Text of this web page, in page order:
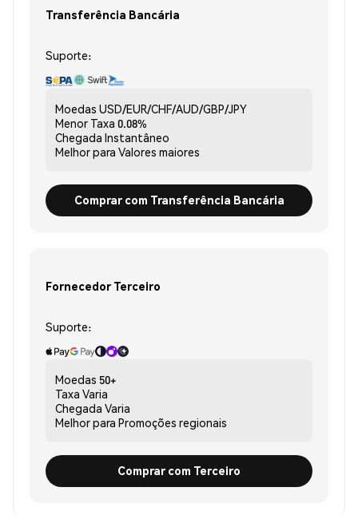
Transferência Bancária
Suporte:
Moedas USD/EUR/CHF/AUD/GBP/JPY
Menor Taxa 0.08%
Chegada Instantâneo
Melhor para Valores maiores
Comprar com Transferência Bancária
Fornecedor Terceiro
Suporte:
Moedas 50+
Taxa Varia
Chegada Varia
Melhor para Promoções regionais
Comprar com Terceiro